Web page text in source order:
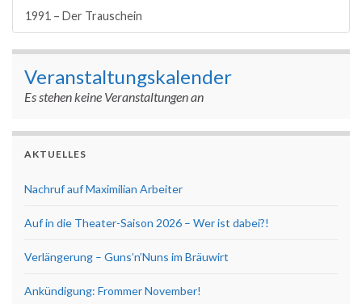
1991 – Der Trauschein
Veranstaltungskalender
Es stehen keine Veranstaltungen an
AKTUELLES
Nachruf auf Maximilian Arbeiter
Auf in die Theater-Saison 2026 – Wer ist dabei?!
Verlängerung – Guns’n’Nuns im Bräuwirt
Ankündigung: Frommer November!